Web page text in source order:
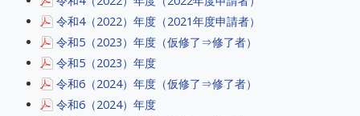
令和4（2022）年度（2021年度申請者）
令和5（2023）年度（仮修了⇒修了者）
令和5（2023）年度
令和6（2024）年度（仮修了⇒修了者）
令和6（2024）年度